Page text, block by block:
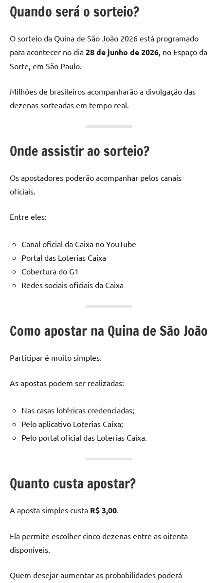
Quando será o sorteio?
O sorteio da Quina de São João 2026 está programado
para acontecer no dia 28 de junho de 2026, no Espaço da
Sorte, em São Paulo.
Milhões de brasileiros acompanharão a divulgação das
dezenas sorteadas em tempo real.
Onde assistir ao sorteio?
Os apostadores poderão acompanhar pelos canais
oficiais.
Entre eles:
Canal oficial da Caixa no YouTube
Portal das Loterias Caixa
Cobertura do G1
Redes sociais oficiais da Caixa
Como apostar na Quina de São João
Participar é muito simples.
As apostas podem ser realizadas:
Nas casas lotéricas credenciadas;
Pelo aplicativo Loterias Caixa;
Pelo portal oficial das Loterias Caixa.
Quanto custa apostar?
A aposta simples custa R$ 3,00.
Ela permite escolher cinco dezenas entre as oitenta
disponíveis.
Quem desejar aumentar as probabilidades poderá